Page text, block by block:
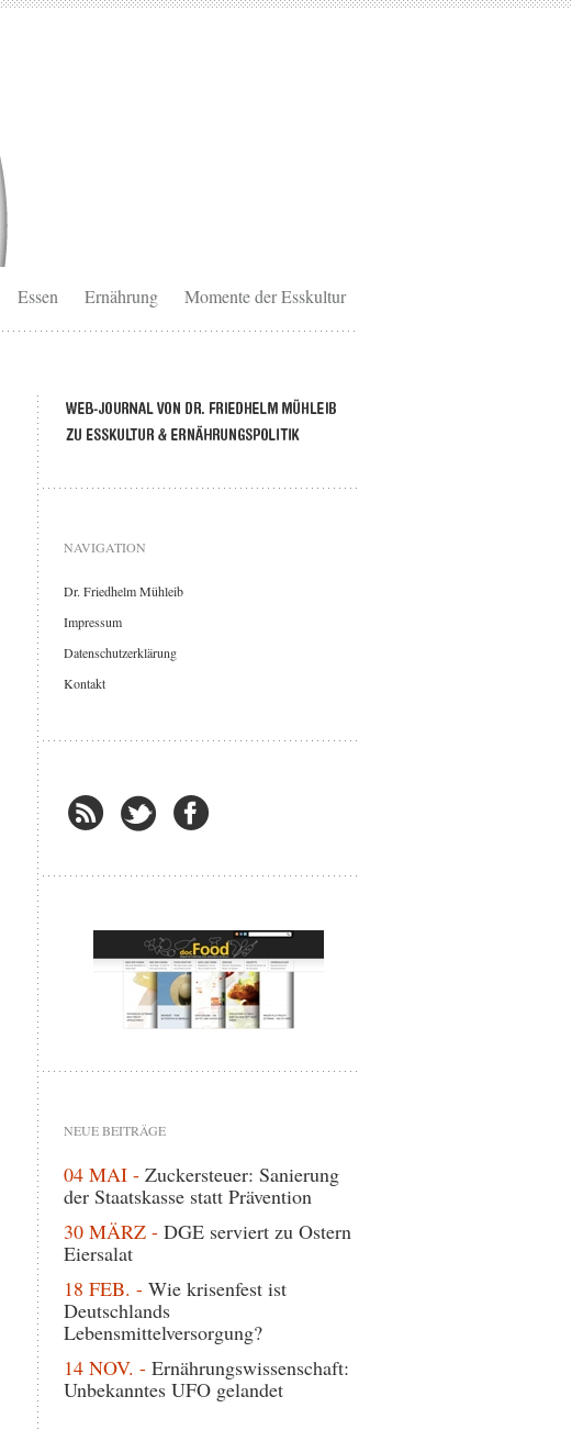
Essen Ernährung Momente der Esskultur
NAVIGATION
Dr. Friedhelm Mühleib
Impressum
Datenschutzerklärung
Kontakt
NEUE BEITRÄGE
04 MAI - Zuckersteuer: Sanierung
der Staatskasse statt Prävention
30 MÄRZ - DGE serviert zu Ostern
Eiersalat
18 FEB. - Wie krisenfest ist
Deutschlands
Lebensmittelversorgung?
14 NOV. - Ernährungswissenschaft:
Unbekanntes UFO gelandet